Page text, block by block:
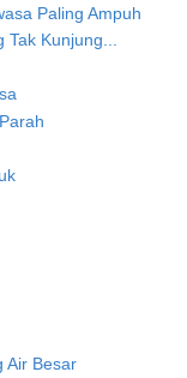
Paling Ampuh
Tak Kunjung...
Air Besar